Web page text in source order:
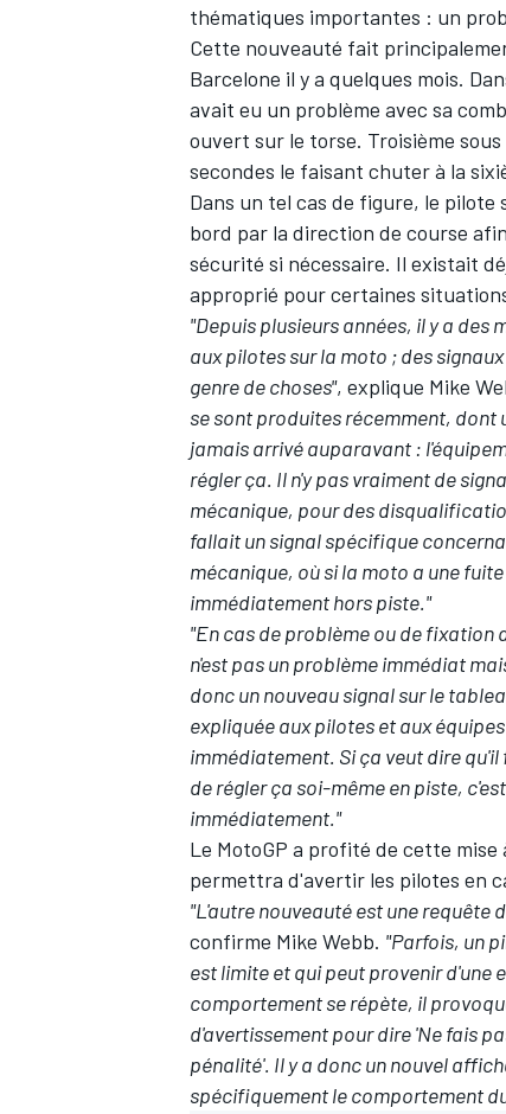
AUTRES CHAMPIONNATS
thématiques importantes : un
Cette nouveauté fait
Barcelone il y a quelques mois.
avait eu un problème avec sa
ouvert sur le torse. Troisième
secondes le faisant chuter à la
Dans un tel cas de figure, le
bord par la direction de course
sécurité si nécessaire. Il existait
approprié pour certaines
"Depuis plusieurs années, il y a
aux pilotes sur la moto ; des
genre de choses", explique Mike
se sont produites récemment, dont
jamais arrivé auparavant :
régler ça. Il n'y pas vraiment de
mécanique, pour des
fallait un signal spécifique
mécanique, où si la moto a une
immédiatement hors piste."
"En cas de problème ou de fixation
n'est pas un problème immédiat
donc un nouveau signal sur le
expliquée aux pilotes et aux
immédiatement. Si ça veut dire
de régler ça soi-même en piste,
immédiatement."
Le MotoGP a profité de cette
permettra d'avertir les pilotes en
"L'autre nouveauté est une
confirme Mike Webb. "Parfois, un
est limite et qui peut provenir d'une
comportement se répète, il
d'avertissement pour dire 'Ne fais
pénalité'. Il y a donc un nouvel
spécifiquement le comportement